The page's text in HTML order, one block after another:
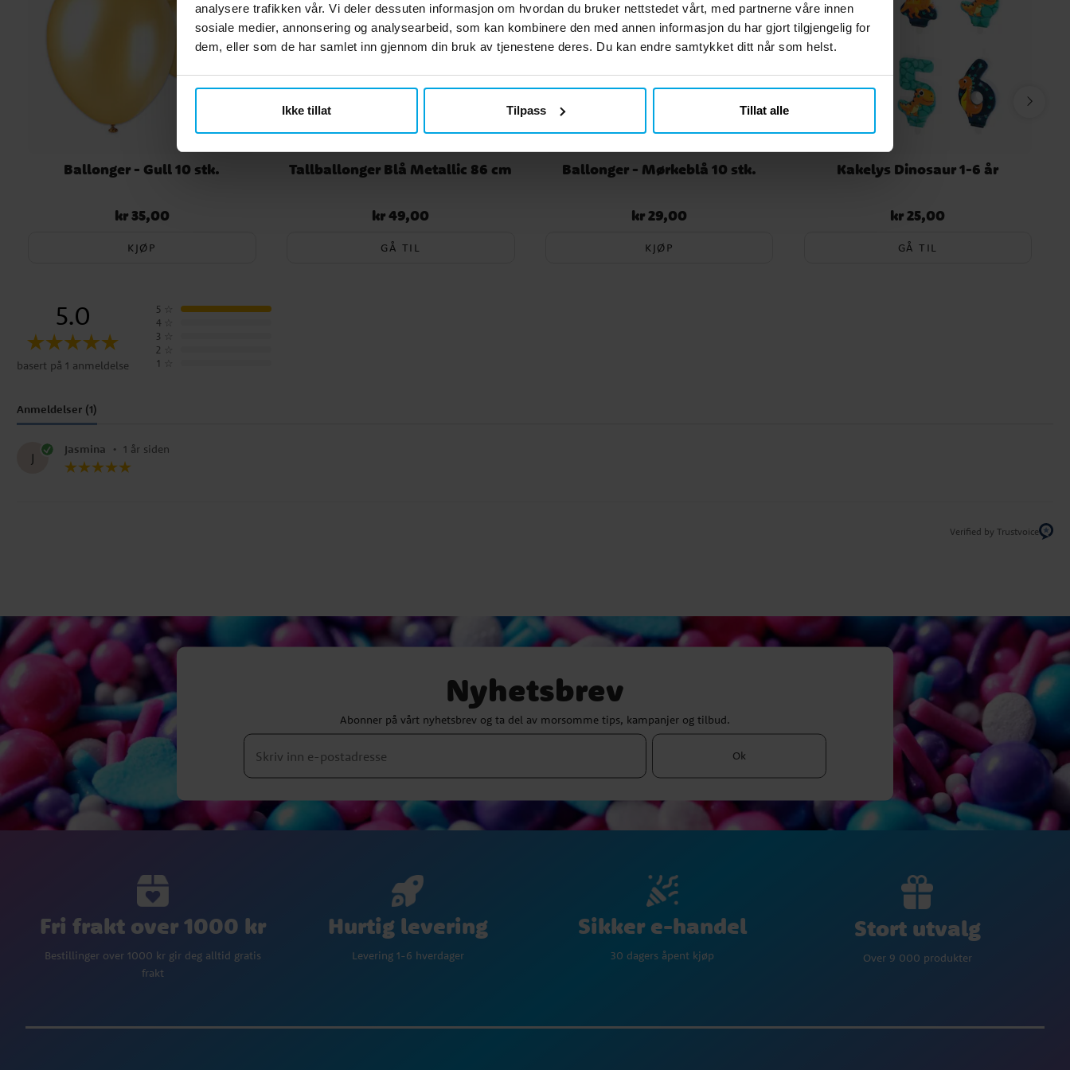
analysere trafikken vår. Vi deler dessuten informasjon om hvordan du bruker nettstedet vårt, med partnerne våre innen
sosiale medier, annonsering og analysearbeid, som kan kombinere den med annen informasjon du har gjort tilgjengelig for
dem, eller som de har samlet inn gjennom din bruk av tjenestene deres. Du kan endre samtykket ditt når som helst.
Ikke tillat Tilpass Tillat alle
Ballonger - Gull 10 stk.
Pris :kr 35,00
kr 35,00
KJØP
Tallballonger Blå Metallic 86 cm
Pris :kr 49,00
kr 49,00
GÅ TIL
Ballonger - Mørkeblå 10 stk.
Pris :kr 29,00
kr 29,00
KJØP
Kakelys Dinosaur 1-6 år
Pris :kr 25,00
kr 25,00
GÅ TIL
5.0
basert på 1 anmeldelse
5
4
3
2
1
Anmeldelser (1)
J
Jasmina • 1 år siden
Verified by Trustvoice
Nyhetsbrev
Abonner på vårt nyhetsbrev og ta del av morsomme tips, kampanjer og tilbud.
Ok
Fri frakt over 1000 kr
Bestillinger over 1000 kr gir deg alltid gratis
frakt
Hurtig levering
Levering 1-6 hverdager
Sikker e-handel
30 dagers åpent kjøp
Stort utvalg
Over 9 000 produkter